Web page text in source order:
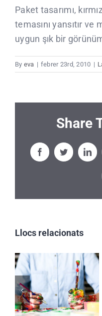
Paket tasarımı,
temasını yansıtır ve
uygun şık bir
By eva | febrer 23rd, 2010 |
Share
FacebookTwitter
Llocs relacionats